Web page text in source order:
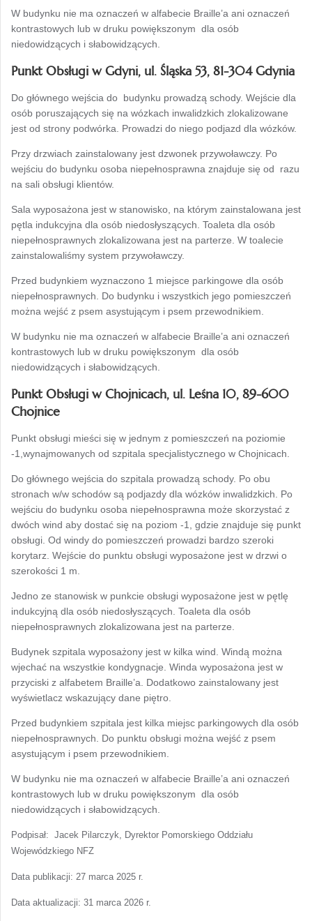
W budynku nie ma oznaczeń w alfabecie Braille’a ani oznaczeń
kontrastowych lub w druku powiększonym dla osób
niedowidzących i słabowidzących.
Punkt Obsługi w Gdyni, ul. Śląska 53, 81-304 Gdynia
Do głównego wejścia do budynku prowadzą schody. Wejście dla
osób poruszających się na wózkach inwalidzkich zlokalizowane
jest od strony podwórka. Prowadzi do niego podjazd dla wózków.
Przy drzwiach zainstalowany jest dzwonek przywoławczy. Po
wejściu do budynku osoba niepełnosprawna znajduje się od razu
na sali obsługi klientów.
Sala wyposażona jest w stanowisko, na którym zainstalowana jest
pętla indukcyjna dla osób niedosłyszących. Toaleta dla osób
niepełnosprawnych zlokalizowana jest na parterze. W toalecie
zainstalowaliśmy system przywoławczy.
Przed budynkiem wyznaczono 1 miejsce parkingowe dla osób
niepełnosprawnych. Do budynku i wszystkich jego pomieszczeń
można wejść z psem asystującym i psem przewodnikiem.
W budynku nie ma oznaczeń w alfabecie Braille’a ani oznaczeń
kontrastowych lub w druku powiększonym dla osób
niedowidzących i słabowidzących.
Punkt Obsługi w Chojnicach, ul. Leśna 10, 89-600
Chojnice
Punkt obsługi mieści się w jednym z pomieszczeń na poziomie
-1,wynajmowanych od szpitala specjalistycznego w Chojnicach.
Do głównego wejścia do szpitala prowadzą schody. Po obu
stronach w/w schodów są podjazdy dla wózków inwalidzkich. Po
wejściu do budynku osoba niepełnosprawna może skorzystać z
dwóch wind aby dostać się na poziom -1, gdzie znajduje się punkt
obsługi. Od windy do pomieszczeń prowadzi bardzo szeroki
korytarz. Wejście do punktu obsługi wyposażone jest w drzwi o
szerokości 1 m.
Jedno ze stanowisk w punkcie obsługi wyposażone jest w pętlę
indukcyjną dla osób niedosłyszących. Toaleta dla osób
niepełnosprawnych zlokalizowana jest na parterze.
Budynek szpitala wyposażony jest w kilka wind. Windą można
wjechać na wszystkie kondygnacje. Winda wyposażona jest w
przyciski z alfabetem Braille’a. Dodatkowo zainstalowany jest
wyświetlacz wskazujący dane piętro.
Przed budynkiem szpitala jest kilka miejsc parkingowych dla osób
niepełnosprawnych. Do punktu obsługi można wejść z psem
asystującym i psem przewodnikiem.
W budynku nie ma oznaczeń w alfabecie Braille’a ani oznaczeń
kontrastowych lub w druku powiększonym dla osób
niedowidzących i słabowidzących.
Podpisał: Jacek Pilarczyk, Dyrektor Pomorskiego Oddziału
Wojewódzkiego NFZ
Data publikacji: 27 marca 2025 r.
Data aktualizacji: 31 marca 2026 r.